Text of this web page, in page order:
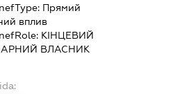
Прямий
вплив
КІНЦЕВИЙ
ВЛАСНИК